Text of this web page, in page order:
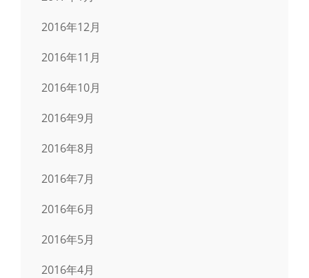
2016年12月
2016年11月
2016年10月
2016年9月
2016年8月
2016年7月
2016年6月
2016年5月
2016年4月